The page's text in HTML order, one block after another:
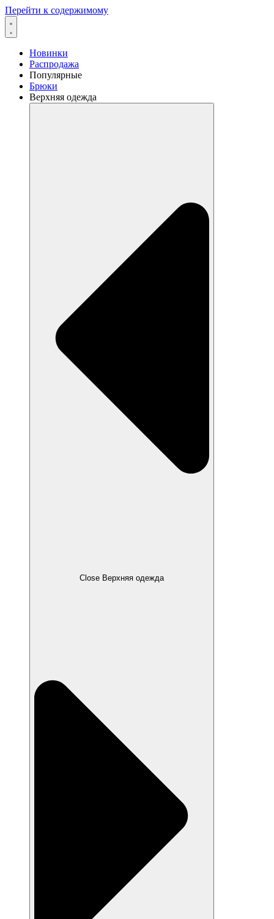
Перейти к содержимому
Новинки
Распродажа
Популярные
Брюки
Верхняя одежда
Close Верхняя одежда